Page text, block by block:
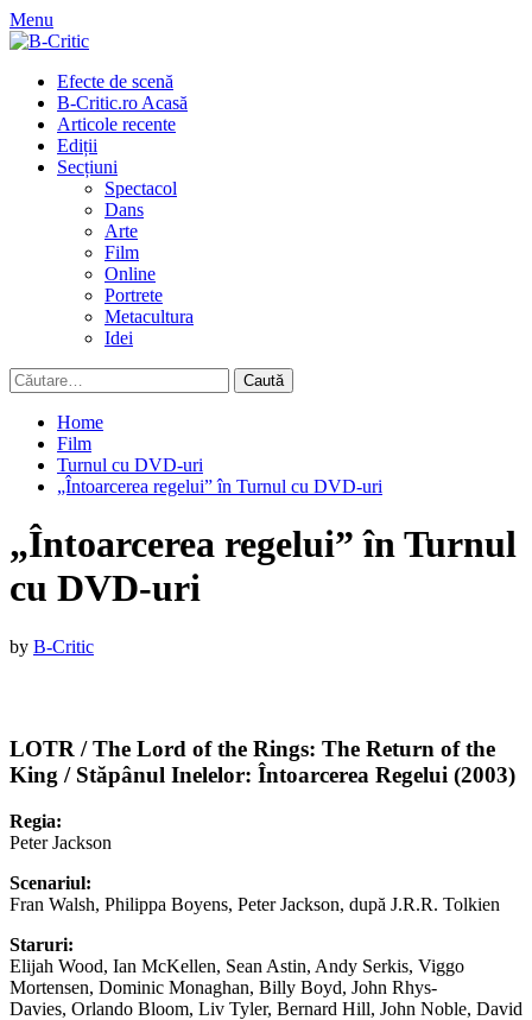
Skip
to
Menu
Primary
Menu
Efecte de scenă
B-Critic.ro Acasă
Articole recente
Ediții
Secțiuni
Spectacol
Dans
Arte
Film
Online
Portrete
Metacultura
Idei
Caută
după:
Home
Film
Turnul cu DVD-uri
„Întoarcerea regelui” în Turnul cu DVD-uri
„Întoarcerea regelui” în Turnul
cu DVD-uri
Published
201825
aprilie
by B-Critic
LOTR / The Lord of the Rings: The Return of the
King / Stăpânul Inelelor: Întoarcerea Regelui (2003)
Regia:
Peter Jackson
Scenariul:
Fran Walsh, Philippa Boyens, Peter Jackson, după J.R.R. Tolkien
Staruri:
Elijah Wood, Ian McKellen, Sean Astin, Andy Serkis, Viggo
Mortensen, Dominic Monaghan, Billy Boyd, John Rhys-
Davies, Orlando Bloom, Liv Tyler, Bernard Hill, John Noble, David